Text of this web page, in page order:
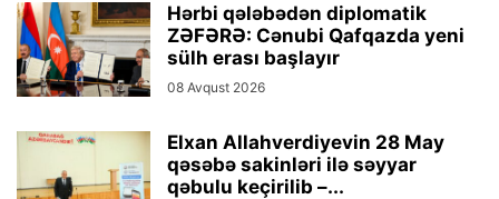
Hərbi qələbədən diplomatik
ZƏFƏRƏ: Cənubi Qafqazda yeni
sülh erası başlayır
08 Avqust 2026
Elxan Allahverdiyevin 28 May
qəsəbə sakinləri ilə səyyar
qəbulu keçirilib –...